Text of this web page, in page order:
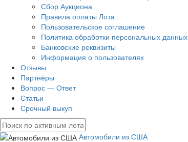
Сбор Аукциона
Правила оплаты Лота
Пользовательское соглашение
Политика обработки персональных данных
Банковские реквизиты
Информация о пользователях
Отзывы
Партнёры
Вопрос — Ответ
Статьи
Срочный выкуп
Автомобили из США